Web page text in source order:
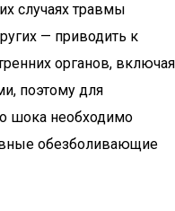
случаях травмы
— приводить к
органов, включая
поэтому для
шока необходимо
обезболивающие